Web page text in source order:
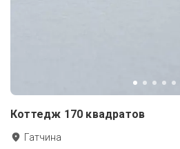
Коттедж 170 квадратов
Гатчина